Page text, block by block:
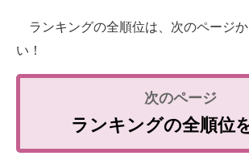
ランキングの全順位は、次のページか
い！
ランキングの全順位